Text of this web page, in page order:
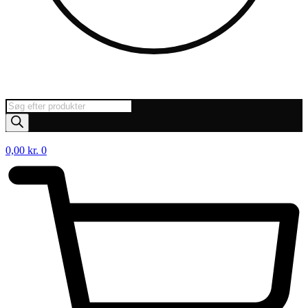
Products
search
0,00 kr. 0